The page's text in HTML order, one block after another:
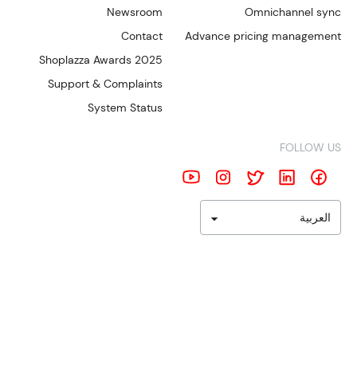
Omnichannel sync
Advance pricing management
Newsroom
Contact
Shoplazza Awards 2025
Support & Complaints
System Status
FOLLOW US
العربية